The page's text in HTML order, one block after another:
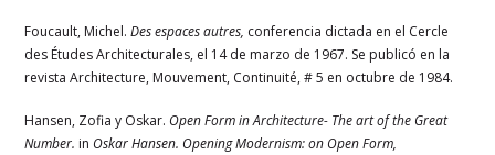
Foucault, Michel.Des espaces autres, conferencia dictada en el Cercle
des Études Architecturales, el 14 de marzo de 1967. Se publicó en la
revista Architecture, Mouvement, Continuité, # 5 en octubre de 1984.
Hansen, Zofia y Oskar.Open Form in Architecture- The art of the Great
Number. inOskar Hansen. Opening Modernism: on Open Form,